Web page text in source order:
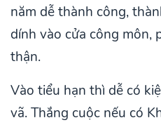
năm dễ thành công,
dính vào cửa công môn,
thận.
Vào tiểu hạn thì dễ có
vã. Thắng cuộc nếu có